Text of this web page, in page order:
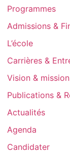
Programmes
Admissions &
L’école
Carrières &
Vision &
Publications &
Actualités
Agenda
Candidater